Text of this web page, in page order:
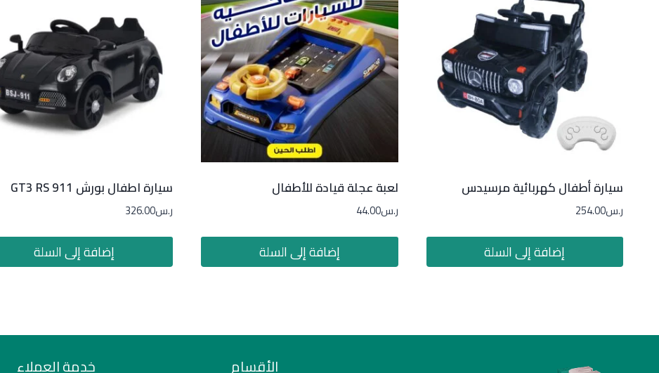
سيارة أطفال كهربائية مرسيدس
ر.س254.00
إضافة إلى السلة
لعبة عجلة قيادة للأطفال
ر.س44.00
إضافة إلى السلة
سيارة اطفال بورش 911 GT3 RS
ر.س326.00
إضافة إلى السلة
الأقسام خدمة العملاء